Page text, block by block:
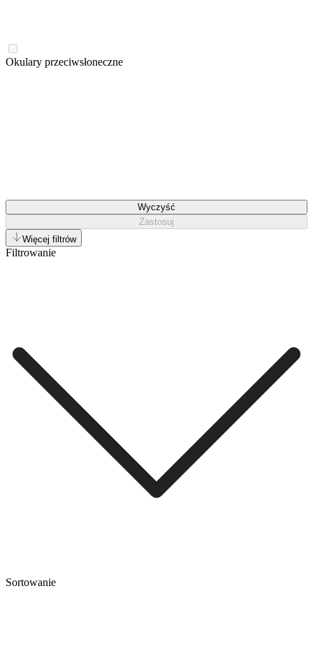
Okulary przeciwsłoneczne
Wyczyść
Zastosuj
Więcej filtrów
Filtrowanie
Sortowanie